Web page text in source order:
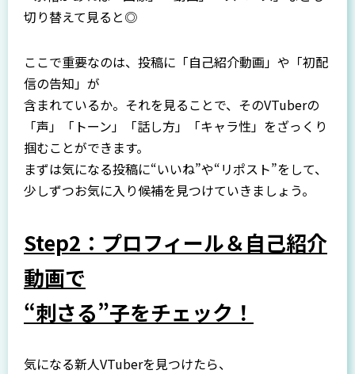
切り替えて見ると◎
ここで重要なのは、投稿に「自己紹介動画」や「初配
信の告知」が
含まれているか。それを見ることで、そのVTuberの
「声」「トーン」「話し方」「キャラ性」をざっくり
掴むことができます。
まずは気になる投稿に“いいね”や“リポスト”をして、
少しずつお気に入り候補を見つけていきましょう。
Step2：プロフィール＆自己紹介
動画で
“刺さる”子をチェック！
気になる新人VTuberを見つけたら、